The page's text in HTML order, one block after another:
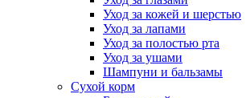
Уход за кожей и шерстью
Уход за лапами
Уход за полостью рта
Уход за ушами
Шампуни и бальзамы
Сухой корм